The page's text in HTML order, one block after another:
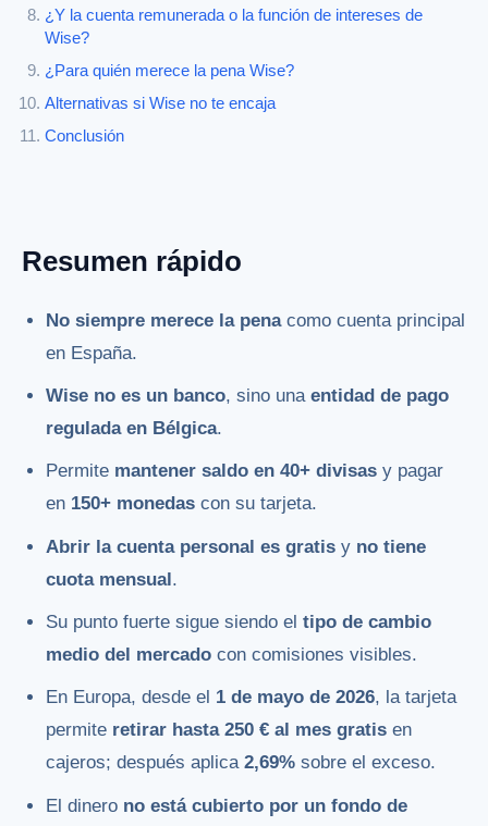
¿Y la cuenta remunerada o la función de intereses de
Wise?
¿Para quién merece la pena Wise?
Alternativas si Wise no te encaja
Conclusión
Resumen rápido
No siempre merece la penacomo cuenta principal
en España.
Wise no es un banco, sino unaentidad de pago
regulada en Bélgica.
Permite mantener saldo en 40+ divisas y pagar
en 150+ monedas con su tarjeta.
Abrir la cuenta personal es gratis y no tiene
cuota mensual.
Su punto fuerte sigue siendo eltipo de cambio
medio del mercado con comisiones visibles.
En Europa, desde el 1 de mayo de 2026, la tarjeta
permite retirar hasta 250 € al mes gratis en
cajeros; después aplica2,69% sobre el exceso.
El dinero no está cubierto por un fondo de